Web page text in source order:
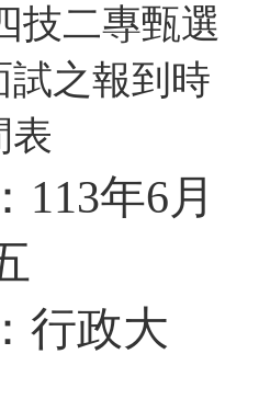
技二專甄選
試之報到時
表
113年6月
行政大